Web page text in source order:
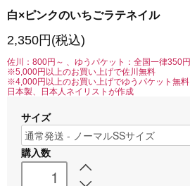
白×ピンクのいちごラテネイル
2,350円(税込)
佐川：800円～ 、ゆうパケット：全国一律350円
※5,000円以上のお買い上げで佐川無料
※4,000円以上のお買い上げでゆうパケット無料
日本製、日本人ネイリストが作成
サイズ
購入数